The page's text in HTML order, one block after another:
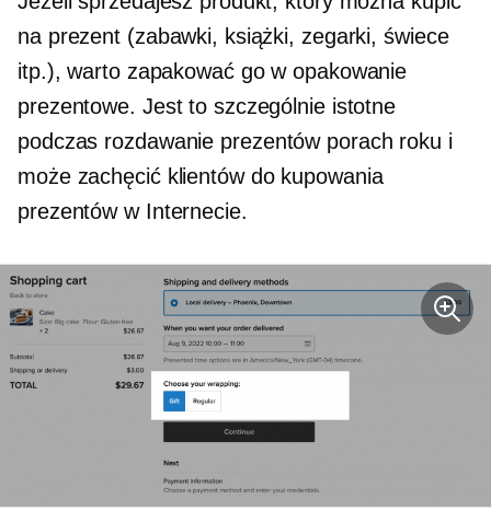
na prezent (zabawki, książki, zegarki, świece
itp.), warto zapakować go w opakowanie
prezentowe. Jest to szczególnie istotne
podczas rozdawanie prezentówporach roku i
może zachęcić klientów do kupowania
prezentów w Internecie.